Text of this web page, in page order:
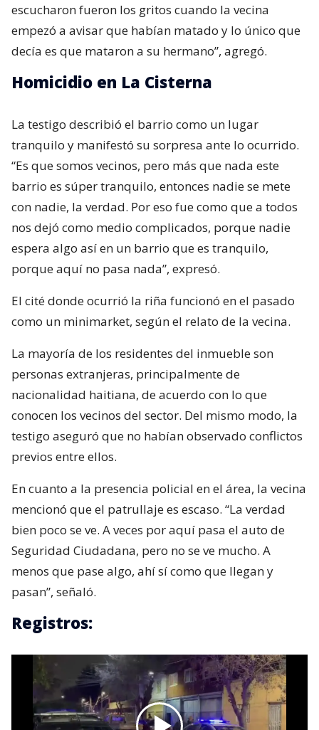
escucharon fueron los gritos cuando la vecina
empezó a avisar que habían matado y lo único que
decía es que mataron a su hermano”, agregó.
Homicidio en La Cisterna
La testigo describió el barrio como un lugar
tranquilo y manifestó su sorpresa ante lo ocurrido.
“Es que somos vecinos, pero más que nada este
barrio es súper tranquilo, entonces nadie se mete
con nadie, la verdad. Por eso fue como que a todos
nos dejó como medio complicados, porque nadie
espera algo así en un barrio que es tranquilo,
porque aquí no pasa nada”, expresó.
El cité donde ocurrió la riña funcionó en el pasado
como un minimarket, según el relato de la vecina.
La mayoría de los residentes del inmueble son
personas extranjeras, principalmente de
nacionalidad haitiana, de acuerdo con lo que
conocen los vecinos del sector. Del mismo modo, la
testigo aseguró que no habían observado conflictos
previos entre ellos.
En cuanto a la presencia policial en el área, la vecina
mencionó que el patrullaje es escaso. “La verdad
bien poco se ve. A veces por aquí pasa el auto de
Seguridad Ciudadana, pero no se ve mucho. A
menos que pase algo, ahí sí como que llegan y
pasan”, señaló.
Registros: